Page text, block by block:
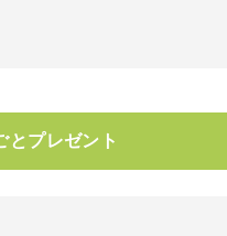
とプレゼント